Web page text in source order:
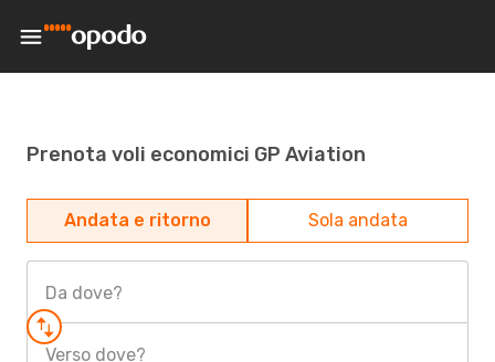
Prenota voli economici GP Aviation
Andata e ritorno Sola andata
Da dove?
Verso dove?